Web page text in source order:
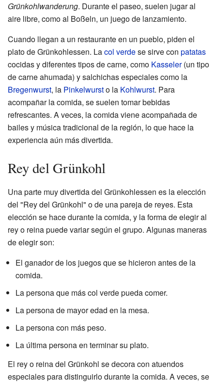
Grünkohlwanderung. Durante el paseo, suelen jugar al
aire libre, como al Boßeln, un juego de lanzamiento.
Cuando llegan a un restaurante en un pueblo, piden el
plato de Grünkohlessen. Lacol verdese sirve con patatas
cocidas y diferentes tipos de carne, como Kasseler(un tipo
de carne ahumada) y salchichas especiales como la
Bregenwurst, la Pinkelwursto la Kohlwurst. Para
acompañar la comida, se suelen tomar bebidas
refrescantes. A veces, la comida viene acompañada de
bailes y música tradicional de la región, lo que hace la
experiencia aún más divertida.
Rey del Grünkohl
Una parte muy divertida del Grünkohlessen es la elección
del "Rey del Grünkohl" o de una pareja de reyes. Esta
elección se hace durante la comida, y la forma de elegir al
rey o reina puede variar según el grupo. Algunas maneras
de elegir son:
El ganador de los juegos que se hicieron antes de la
comida.
La persona que más col verde pueda comer.
La persona de mayor edad en la mesa.
La persona con más peso.
La última persona en terminar su plato.
El rey o reina del Grünkohl se decora con atuendos
especiales para distinguirlo durante la comida. A veces, se